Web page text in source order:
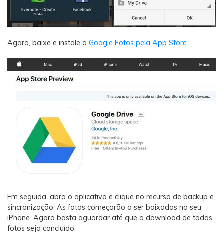
Agora, baixe e instale o Google Fotos pela App Store.
Em seguida, abra o aplicativo e clique no recurso de backup e
sincronização. As fotos começarão a ser baixadas no seu
iPhone. Agora basta aguardar até que o download de todas
fotos seja concluído.